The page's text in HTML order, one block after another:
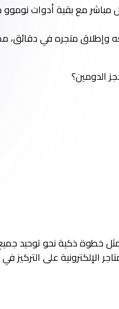
مع بقية أدوات نوموو
وإطلاق متجره في دقائق،
الدومين؟
خطوة ذكية نحو توحيد
الإلكترونية على